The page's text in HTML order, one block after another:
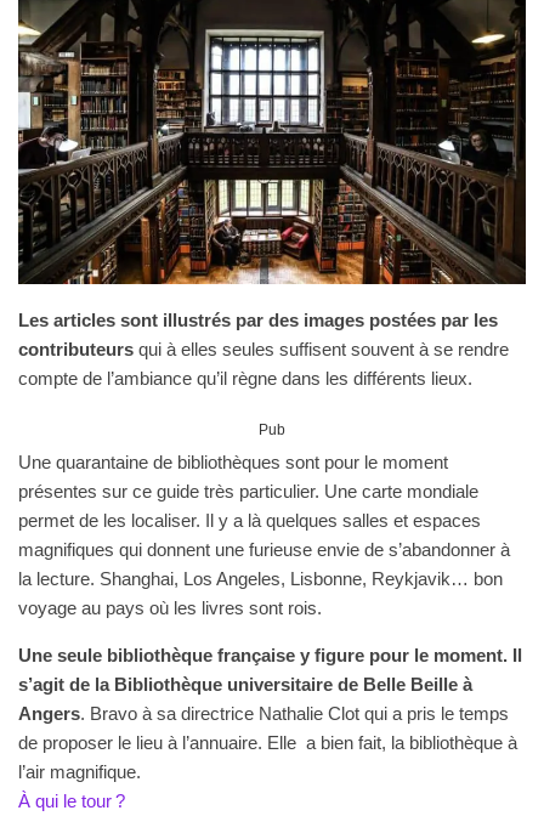
Les articles sont illustrés par des images postées par les
contributeurs qui à elles seules suffisent souvent à se rendre
compte de l’ambiance qu’il règne dans les différents lieux.
Pub
Une quarantaine de bibliothèques sont pour le moment
présentes sur ce guide très particulier. Une carte mondiale
permet de les localiser. Il y a là quelques salles et espaces
magnifiques qui donnent une furieuse envie de s’abandonner à
la lecture. Shanghai, Los Angeles, Lisbonne, Reykjavik… bon
voyage au pays où les livres sont rois.
Une seule bibliothèque française y figure pour le moment. Il
s’agit de la Bibliothèque universitaire de Belle Beille à
Angers. Bravo à sa directrice Nathalie Clot qui a pris le temps
de proposer le lieu à l’annuaire. Elle a bien fait, la bibliothèque à
l’air magnifique.
À qui le tour ?